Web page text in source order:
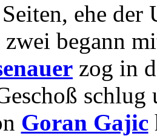
ehe
begann
zog in
Goran Gajic